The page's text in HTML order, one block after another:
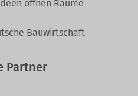
Partner